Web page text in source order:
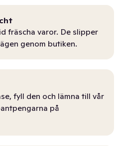
fräscha varor. De slipper
genom butiken.
fyll den och lämna till vår
på